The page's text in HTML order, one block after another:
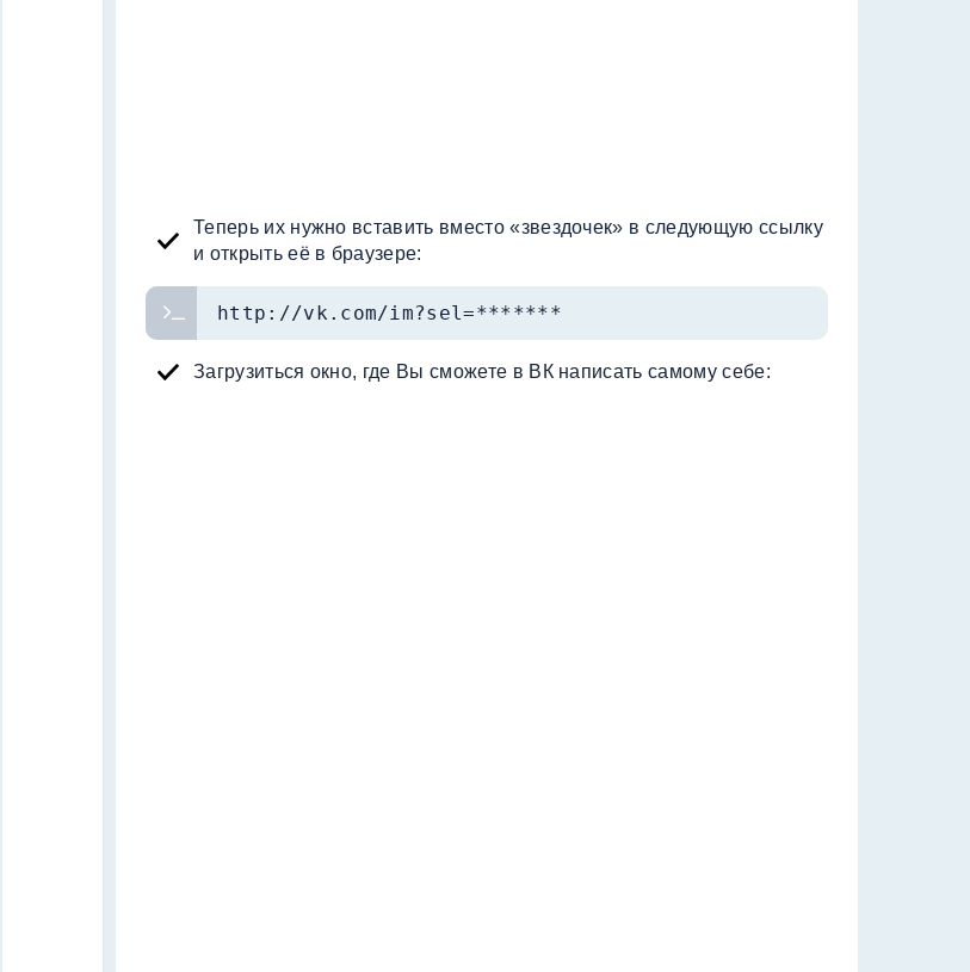
Теперь их нужно вставить вместо «звездочек» в следующую ссылку
и открыть её в браузере:
http://vk.com/im?sel=*******
Загрузиться окно, где Вы сможете в ВК написать самому себе: